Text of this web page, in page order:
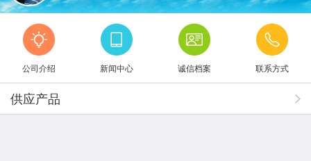
公司介绍 新闻中心 诚信档案 联系方式
供应产品